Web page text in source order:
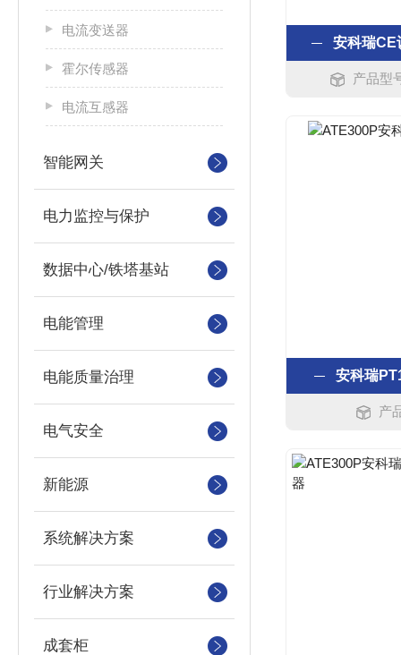
电流变送器
霍尔传感器
电流互感器
智能网关
电力监控与保护
数据中心/铁塔基站
电能管理
电能质量治理
电气安全
新能源
系统解决方案
行业解决方案
成套柜
安科瑞CE
产品型
安科瑞
产